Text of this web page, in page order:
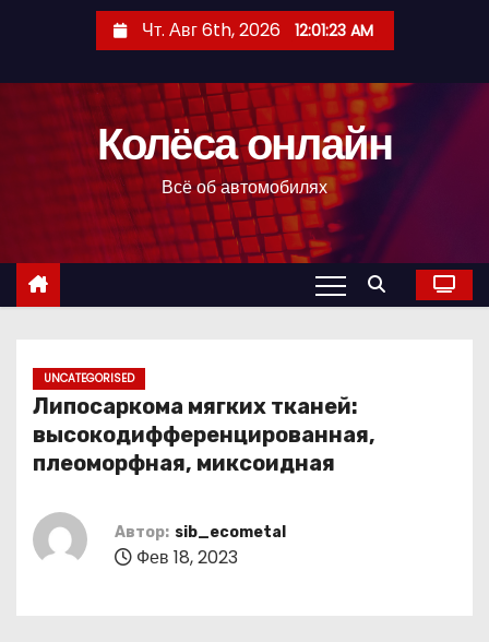
с
Чт. Авг 6th, 2026 12:01:24 AM
Колёса онлайн
Всё об автомобилях
UNCATEGORISED
Липосаркома мягких тканей:
высокодифференцированная,
плеоморфная, миксоидная
Автор: sib_ecometal
Фев 18, 2023